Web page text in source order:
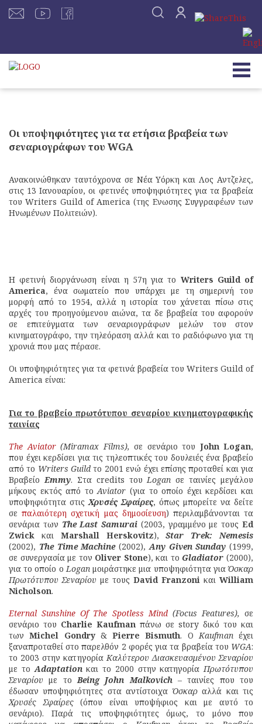
Οι υποψηφιότητες για τα ετήσια βραβεία των
σεναριογράφων του WGA
Ανακοινώθηκαν ταυτόχρονα σε Νέα Υόρκη και Λος Αντζελες,
στις 13 Ιανουαρίου, οι φετινές υποψηφιότητες για τα βραβεία
του Writers Guild of America (της Ενωσης Συγγραφέων των
Ηνωμένων Πολιτειών).
Η φετινή διοργάνωση είναι η 57η για το Writers Guild of
America, ένα σωματείο που υπάρχει με τη σημερινή του
μορφή από το 1954, αλλά η ιστορία του χάνεται πίσω στις
αρχές του προηγούμενου αιώνα, τα δε βραβεία του αφορούν
σε επιτεύγματα των σεναριογράφων μελών του στον
κινηματογράφο, την τηλεόραση αλλά και το ραδιόφωνο για τη
χρονιά που μας πέρασε.
Οι υποψηφιότητες για τα φετινά βραβεία του Writers Guild of
America είναι:
Για το βραβείο πρωτότυπου σεναρίου κινηματογραφικής
ταινίας
The Aviator(Miramax Films), σε σενάριο του John Logan,
που έχει κερδίσει για τις τηλεοπτικές του δουλειές ένα βραβείο
από το Writers Guild το 2001 ενώ έχει επίσης προταθεί και για
ΒραβείοEmmy. Στα credits τουLogan σε ταινίες μεγάλου
μήκους εκτός από τοAviator (για το οποίο έχει κερδίσει και
υποψηφιότητα στιςΧρυσές Σφαίρες, όπως μπορείτε να δείτε
σεπαλαιότερη σχετική μας δημοσίευση) περιλαμβάνονται τα
σενάρια των The Last Samurai (2003, γραμμένο με τουςEd
Zwick και Marshall Herskovitz),Star Trek: Nemesis
(2002), The Time Machine(2002),Any Given Sunday (1999,
σε συνεργασία με τον Oliver Stone), και το Gladiator (2000),
για το οποίο οLoganμοιράστηκε μια υποψηφιότητα γιαΌσκαρ
Πρωτότυπου Σεναρίου με τους David Franzoni και William
Nicholson.
Eternal Sunshine Of The Spotless Mind(Focus Features), σε
σενάριο του Charlie Kaufman πάνω σε story δικό του και
τωνMichel Gondry& Pierre Bismuth. ΟKaufmanέχει
ξαναπροταθεί στο παρελθόν 2 φορές για τα βραβεία του WGA:
το 2003 στην κατηγορίαΚαλύτερου Διασκευασμένου Σεναρίου
με τοAdaptationκαι το 2000 στην κατηγορίαΠρωτότυπου
Σεναρίου με τοBeing John Malkovich– ταινίες που του
έδωσαν υποψηφιότητες στα αντίστοιχαΌσκαραλλά και τις
Χρυσές Σφαίρες(όπου είναι υποψήφιος και με αυτό το
σενάριο). Παρά τις υποψηφιότητες όμως, το μόνο που